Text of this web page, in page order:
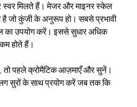
मिलते हैं। मेजर और माइनर स्केल
है जो कुंजी के अनुरूप हो। सबसे प्रभावी
का उपयोग करें। इससे सुधार अधिक
होते हैं।
पहले क्रोमैटिक आज़माएँ और सुनें।
सुरों के साथ प्रयोग करें जब तक कि